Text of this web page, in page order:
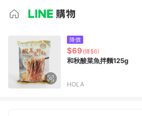
降價
$69 (降$6)
和秋酸菜魚拌麵125g
HOLA